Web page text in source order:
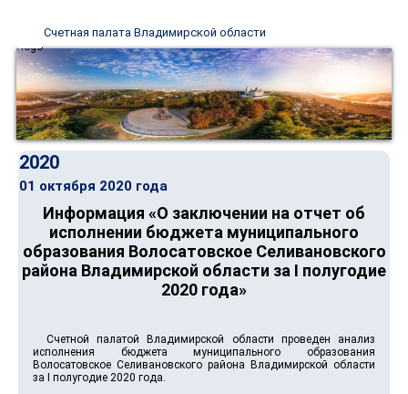
Счетная палата Владимирской области
2020
01 октября 2020 года
Информация «О заключении на отчет об
исполнении бюджета муниципального
образования Волосатовское Селивановского
района Владимирской области за I полугодие
2020 года»
Счетной палатой Владимирской области проведен анализ
исполнения бюджета муниципального образования
Волосатовское Селивановского района Владимирской области
за I полугодие 2020 года.